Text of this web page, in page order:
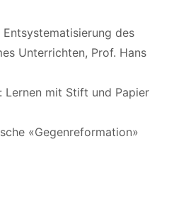
Entsystematisierung des
Unterrichten, Prof. Hans
Lernen mit Stift und Papier
«Gegenreformation»